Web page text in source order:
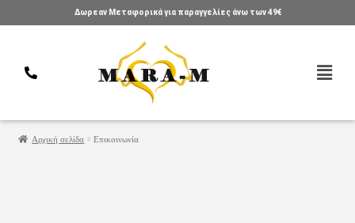
Δωρεαν Μεταφορικά για παραγγελίες άνω των 49€
Αρχική σελίδα Επικοινωνία